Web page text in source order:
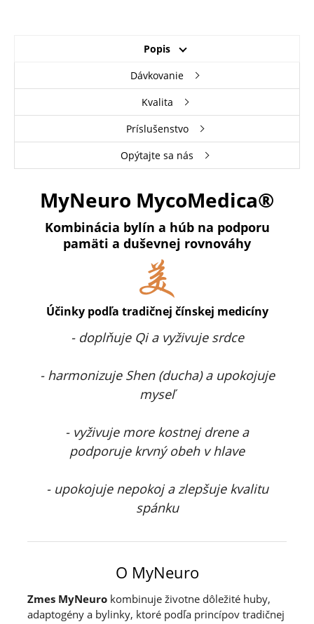
Popis
Dávkovanie
Kvalita
Príslušenstvo
Opýtajte sa nás
MyNeuro MycoMedica®
Kombinácia bylín a húb na podporu
pamäti a duševnej rovnováhy
Účinky podľa tradičnej čínskej medicíny
- doplňuje Qi a vyživuje srdce
- harmonizuje Shen (ducha) a upokojuje
myseľ
- vyživuje more kostnej drene a
podporuje krvnýobeh v hlave
- upokojuje nepokoj a zlepšuje kvalitu
spánku
O MyNeuro
Zmes MyNeuro kombinuje životne dôležité huby,
adaptogény a bylinky, ktoré podľa princípov tradičnej